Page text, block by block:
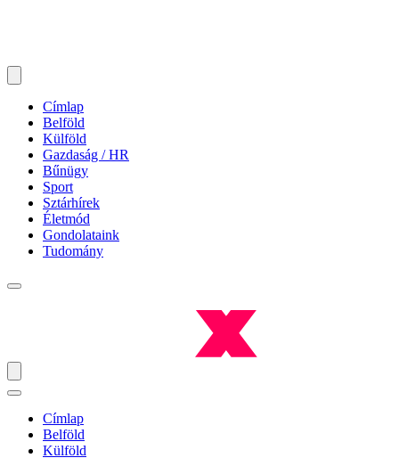
Címlap
Belföld
Külföld
Gazdaság / HR
Bűnügy
Sport
Sztárhírek
Életmód
Gondolataink
Tudomány
Címlap
Belföld
Külföld